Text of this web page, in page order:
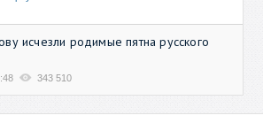
исчезли родимые пятна русского
343 510